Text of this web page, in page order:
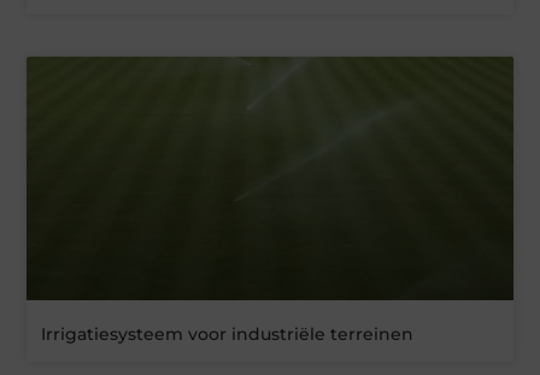
Irrigatiesysteem voor industriële terreinen